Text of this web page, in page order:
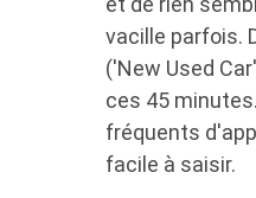
vacille parfois.
('New Used
ces 45
fréquents
facile à saisir.